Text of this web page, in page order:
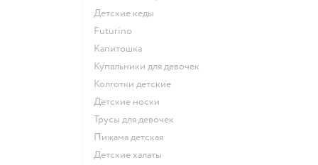
Детские кеды
Futurino
Капитошка
Купальники для девочек
Колготки детские
Детские носки
Трусы для девочек
Пижама детская
Детские халаты